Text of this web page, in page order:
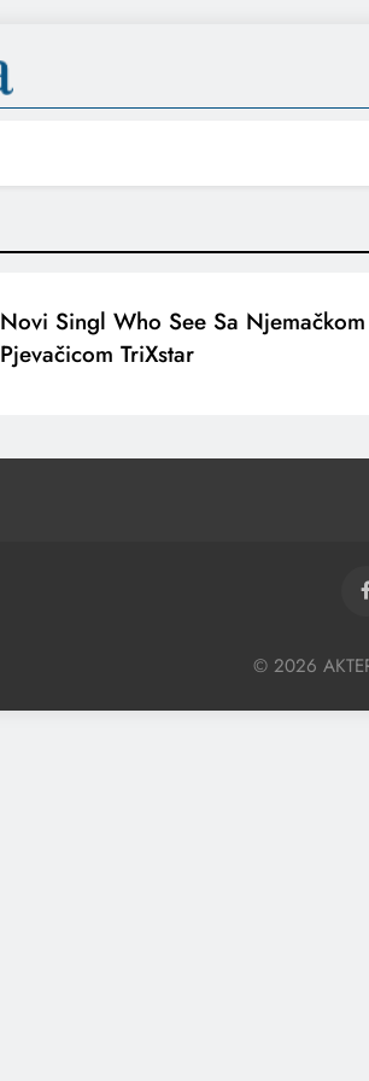
Novi Singl Who See Sa Njemačkom
Pjevačicom TriXstar
© 2026